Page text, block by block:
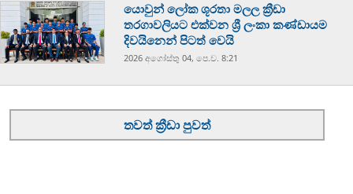
යොවුන් ලෝක ශූරතා මලල ක්‍රීඩා
තරගාවලියට එක්වන ශ්‍රී ලංකා කණ්ඩායම
දිවයිනෙන් පිටත් වෙයි
2026 අගෝස්‍තු 04, පෙ.ව. 8:21
තවත් ක්‍රීඩා පුවත්